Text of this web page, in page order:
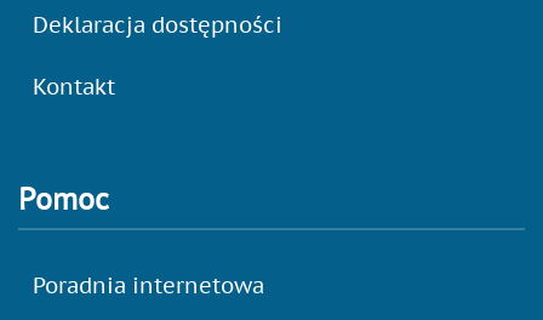
Deklaracja dostępności
Kontakt
Pomoc
Poradnia internetowa